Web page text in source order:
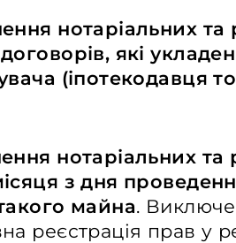
нотаріальних та
які укладені
(іпотекодавця
нотаріальних та
з дня
майна.
реєстрація прав у